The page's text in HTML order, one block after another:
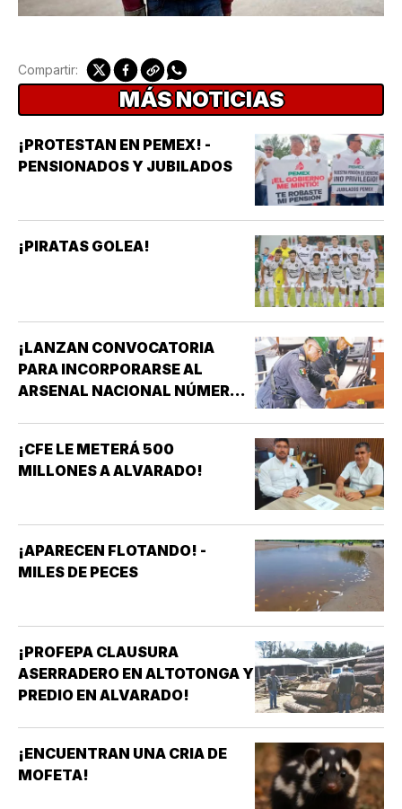
Compartir:
MÁS NOTICIAS
¡PROTESTAN EN PEMEX! -
PENSIONADOS Y JUBILADOS
¡PIRATAS GOLEA!
¡LANZAN CONVOCATORIA
PARA INCORPORARSE AL
ARSENAL NACIONAL NÚMERO
¡CFE LE METERÁ 500
MILLONES A ALVARADO!
¡APARECEN FLOTANDO! -
MILES DE PECES
¡PROFEPA CLAUSURA
ASERRADERO EN ALTOTONGA Y
PREDIO EN ALVARADO!
¡ENCUENTRAN UNA CRIA DE
MOFETA!